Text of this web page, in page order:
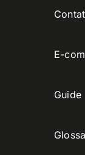
E-
Guide